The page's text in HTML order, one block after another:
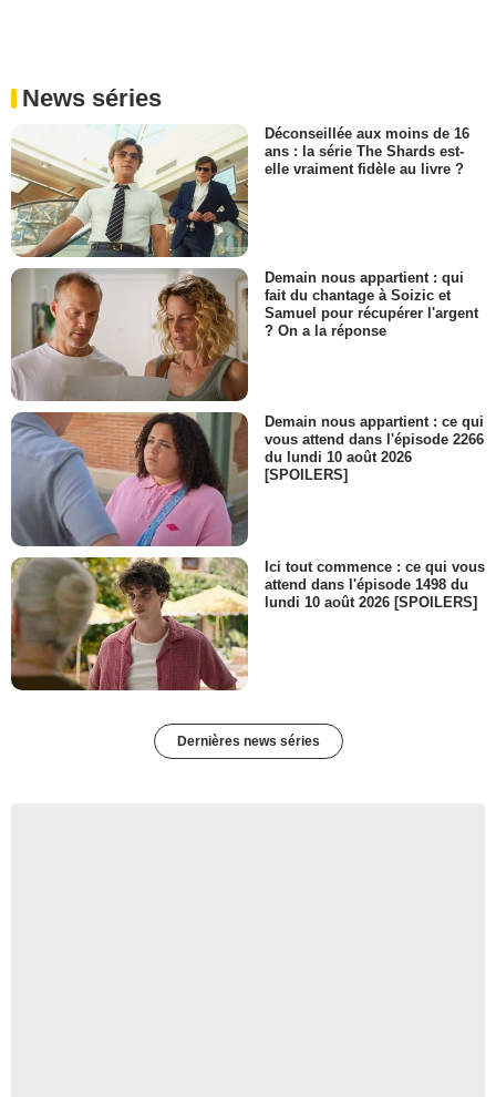
News séries
Déconseillée aux moins de 16
ans : la série The Shards est-
elle vraiment fidèle au livre ?
Demain nous appartient : qui
fait du chantage à Soizic et
Samuel pour récupérer l'argent
? On a la réponse
Demain nous appartient : ce qui
vous attend dans l'épisode 2266
du lundi 10 août 2026
[SPOILERS]
Ici tout commence : ce qui vous
attend dans l'épisode 1498 du
lundi 10 août 2026 [SPOILERS]
Dernières news séries